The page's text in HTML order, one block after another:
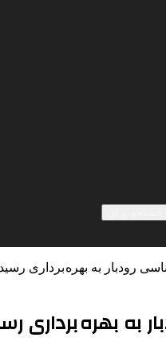
رودبار به بهره برداری
به بهره برداری